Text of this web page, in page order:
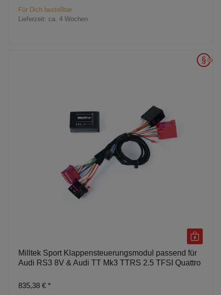
Für Dich bestellbar
Lieferzeit: ca. 4 Wochen
Milltek Sport Klappensteuerungsmodul passend für
Audi RS3 8V & Audi TT Mk3 TTRS 2.5 TFSI Quattro
835,38 € *